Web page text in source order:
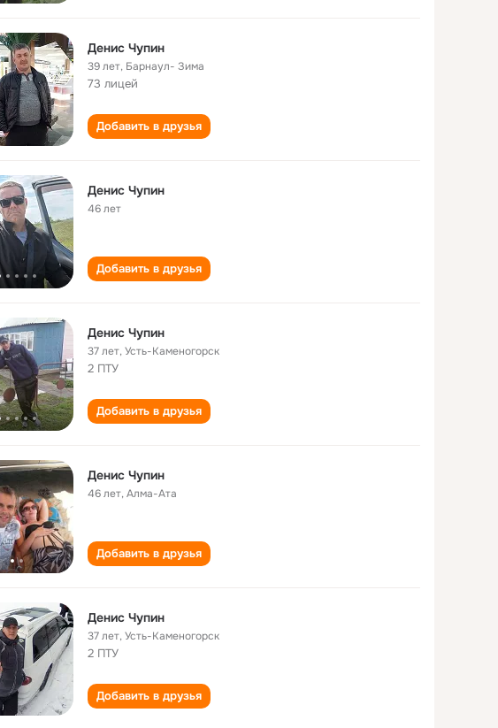
Денис Чупин
39 лет, Барнаул- Зима
73 лицей
Добавить в друзья
Денис Чупин
46 лет
Добавить в друзья
Денис Чупин
37 лет,Усть-Каменогорск
2 ПТУ
Добавить в друзья
Денис Чупин
46 лет,Алма-Ата
Добавить в друзья
Денис Чупин
37 лет,Усть-Каменогорск
2 ПТУ
Добавить в друзья